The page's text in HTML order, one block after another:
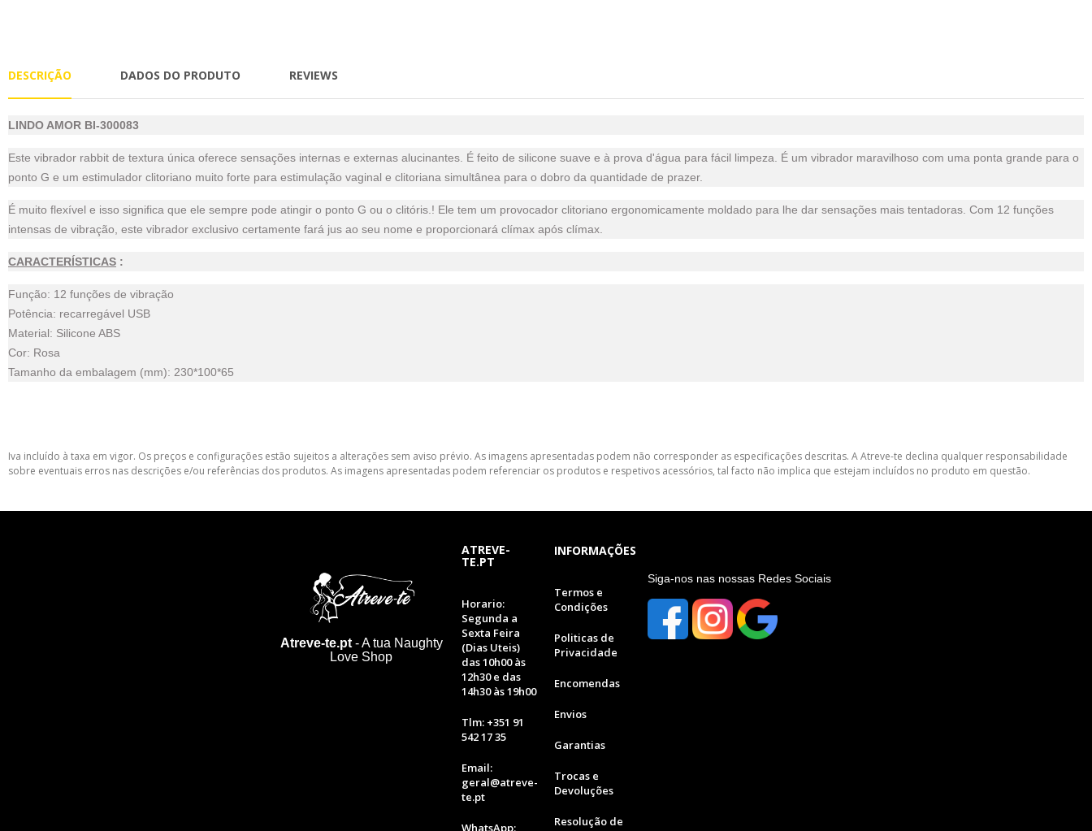
DESCRIÇÃO DADOS DO PRODUTO REVIEWS
LINDO AMOR BI-300083
Este vibrador rabbit de textura única oferece sensações internas e externas alucinantes. É feito de silicone suave e à prova d'água para fácil limpeza. É um vibrador maravilhoso com uma ponta grande para o
ponto G e um estimulador clitoriano muito forte para estimulação vaginal e clitoriana simultânea para o dobro da quantidade de prazer.
É muito flexível e isso significa que ele sempre pode atingir o ponto G ou o clitóris.! Ele tem um provocador clitoriano ergonomicamente moldado para lhe dar sensações mais tentadoras. Com 12 funções
intensas de vibração, este vibrador exclusivo certamente fará jus ao seu nome e proporcionará clímax após clímax.
CARACTERÍSTICAS :
Função: 12 funções de vibração
Potência: recarregável USB
Material: Silicone ABS
Cor: Rosa
Tamanho da embalagem (mm): 230*100*65
Iva incluído à taxa em vigor. Os preços e configurações estão sujeitos a alterações sem aviso prévio. As imagens apresentadas podem não corresponder as especificações descritas. A Atreve-te declina qualquer responsabilidade
sobre eventuais erros nas descrições e/ou referências dos produtos. As imagens apresentadas podem referenciar os produtos e respetivos acessórios, tal facto não implica que estejam incluídos no produto em questão.
Atreve-te.pt- A tua Naughty
Love Shop
ATREVE-
TE.PT
Horario:
Segunda a
Sexta Feira
(Dias Uteis)
das 10h00 às
12h30 e das
14h30 às 19h00
Tlm: +351 91
542 17 35
Email:
geral@atreve-
te.pt
WhatsApp:
INFORMAÇÕES
Termos e
Condições
Politicas de
Privacidade
Encomendas
Envios
Garantias
Trocas e
Devoluções
Resolução de
Siga-nos nas nossas Redes Sociais